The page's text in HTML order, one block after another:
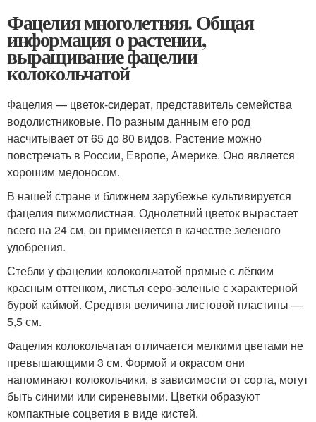
Фацелия многолетняя. Общая
информация о растении,
выращивание фацелии
колокольчатой
Фацелия — цветок-сидерат, представитель семейства
водолистниковые. По разным данным его род
насчитывает от 65 до 80 видов. Растение можно
повстречать в России, Европе, Америке. Оно является
хорошим медоносом.
В нашей стране и ближнем зарубежье культивируется
фацелия пижмолистная. Однолетний цветок вырастает
всего на 24 см, он применяется в качестве зеленого
удобрения.
Стебли у фацелии колокольчатой прямые с лёгким
красным оттенком, листья серо-зеленые с характерной
бурой каймой. Средняя величина листовой пластины —
5,5 см.
Фацелия колокольчатая отличается мелкими цветами не
превышающими 3 см. Формой и окрасом они
напоминают колокольчики, в зависимости от сорта, могут
быть синими или сиреневыми. Цветки образуют
компактные соцветия в виде кистей.